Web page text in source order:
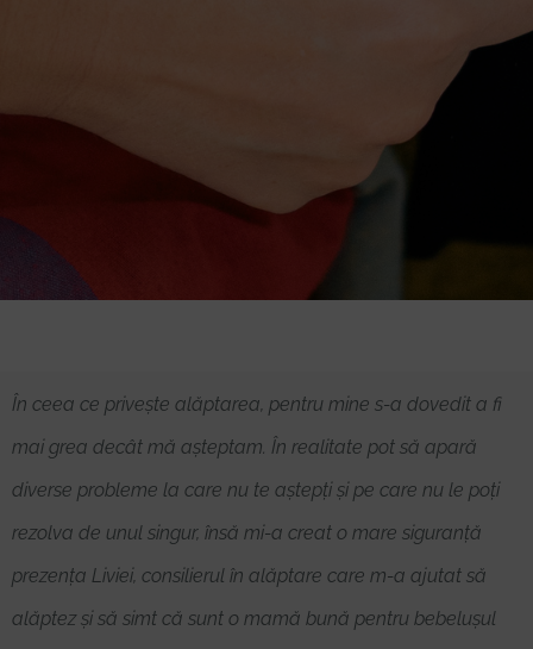
În ceea ce privește alăptarea, pentru mine s-a dovedit a fi
mai grea decât mă așteptam. În realitate pot să apară
diverse probleme la care nu te aștepți și pe care nu le poți
rezolva de unul singur, însă mi-a creat o mare siguranță
prezența Liviei, consilierul în alăptare care m-a ajutat să
alăptez și să simt că sunt o mamă bună pentru bebelușul